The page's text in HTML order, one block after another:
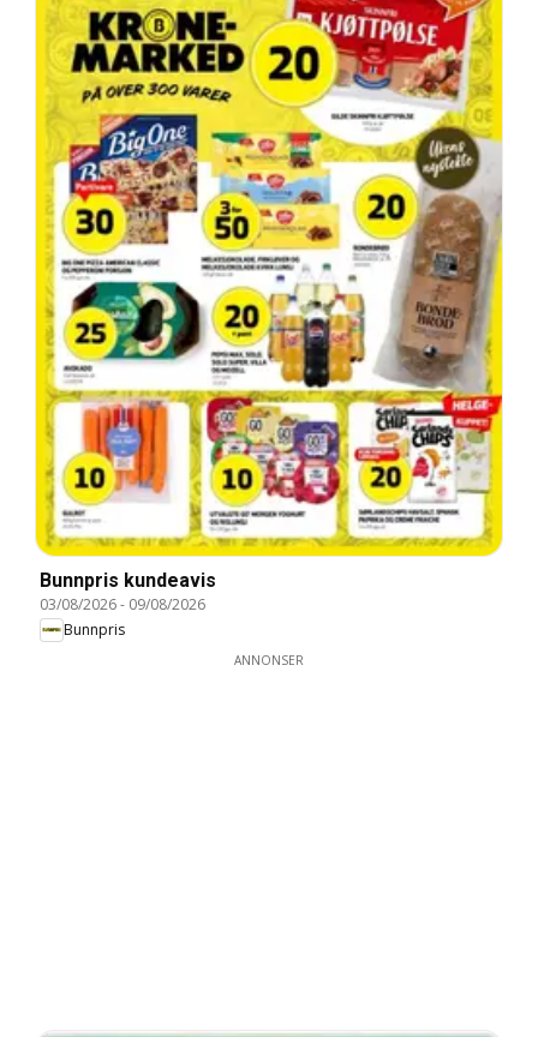
Bunnpris kundeavis
03/08/2026- 09/08/2026
Bunnpris
ANNONSER